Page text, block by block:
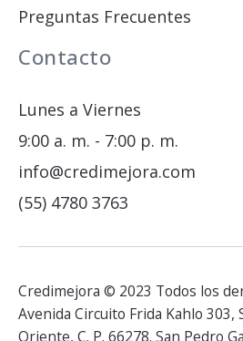
Preguntas Frecuentes
Contacto
Lunes a Viernes
9:00 a. m. - 7:00 p. m.
info@credimejora.com
(55) 4780 3763
Credimejora © 2023 Todos los
Avenida Circuito Frida Kahlo 303,
Oriente, C. P. 66278. San Pedro